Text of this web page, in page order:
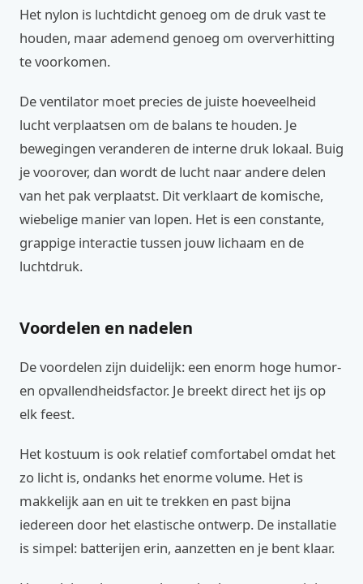
Het nylon is luchtdicht genoeg om de druk vast te
houden, maar ademend genoeg om oververhitting
te voorkomen.
De ventilator moet precies de juiste hoeveelheid
lucht verplaatsen om de balans te houden. Je
bewegingen veranderen de interne druk lokaal. Buig
je voorover, dan wordt de lucht naar andere delen
van het pak verplaatst. Dit verklaart de komische,
wiebelige manier van lopen. Het is een constante,
grappige interactie tussen jouw lichaam en de
luchtdruk.
Voordelen en nadelen
De voordelen zijn duidelijk: een enorm hoge humor-
en opvallendheidsfactor. Je breekt direct het ijs op
elk feest.
Het kostuum is ook relatief comfortabel omdat het
zo licht is, ondanks het enorme volume. Het is
makkelijk aan en uit te trekken en past bijna
iedereen door het elastische ontwerp. De installatie
is simpel: batterijen erin, aanzetten en je bent klaar.